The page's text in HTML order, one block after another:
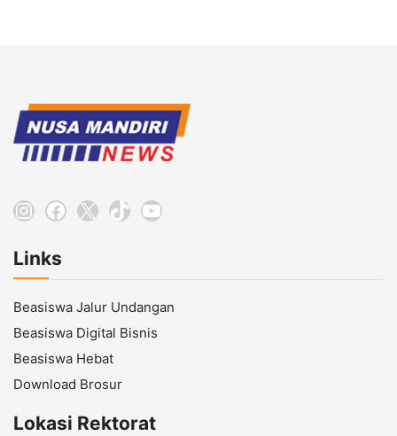
Instagram
Facebook
X TikTokYouTube
Links
Beasiswa Jalur Undangan
Beasiswa Digital Bisnis
Beasiswa Hebat
Download Brosur
Lokasi Rektorat